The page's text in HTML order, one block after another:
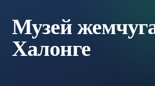
Музей
Халонге